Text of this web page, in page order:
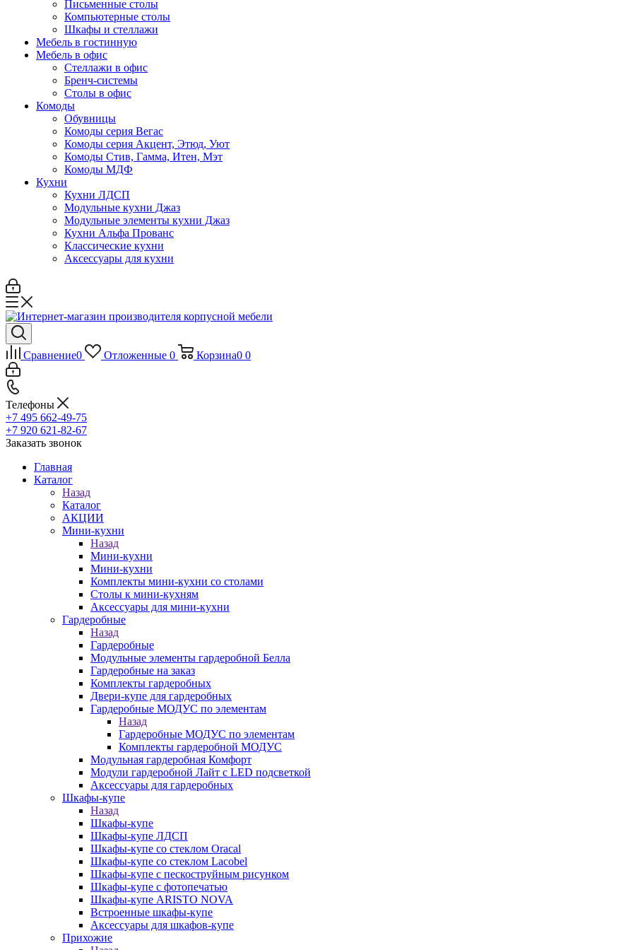
Письменные столы
Компьютерные столы
Шкафы и стеллажи
Мебель в гостинную
Мебель в офис
Стеллажи в офис
Бренч-системы
Столы в офис
Комоды
Обувницы
Комоды серия Вегас
Комоды серия Акцент, Этюд, Уют
Комоды Стив, Гамма, Итен, Мэт
Комоды МДФ
Кухни
Кухни ЛДСП
Модульные кухни Джаз
Модульные элементы кухни Джаз
Кухни Альфа Прованс
Классические кухни
Аксессуары для кухни
Сравнение0 Отложенные 0 Корзина0 0
Телефоны
+7 495 662-49-75
+7 920 621-82-67
Заказать звонок
Главная
Каталог
Назад
Каталог
АКЦИИ
Мини-кухни
Назад
Мини-кухни
Мини-кухни
Комплекты мини-кухни со столами
Столы к мини-кухням
Аксессуары для мини-кухни
Гардеробные
Назад
Гардеробные
Модульные элементы гардеробной Белла
Гардеробные на заказ
Комплекты гардеробных
Двери-купе для гардеробных
Гардеробные МОДУС по элементам
Назад
Гардеробные МОДУС по элементам
Комплекты гардеробной МОДУС
Модульная гардеробная Комфорт
Модули гардеробной Лайт с LED подсветкой
Аксессуары для гардеробных
Шкафы-купе
Назад
Шкафы-купе
Шкафы-купе ЛДСП
Шкафы-купе со стеклом Oracal
Шкафы-купе со стеклом Lacobel
Шкафы-купе с пескоструйным рисунком
Шкафы-купе с фотопечатью
Шкафы-купе ARISTO NOVA
Встроенные шкафы-купе
Аксессуары для шкафов-купе
Прихожие